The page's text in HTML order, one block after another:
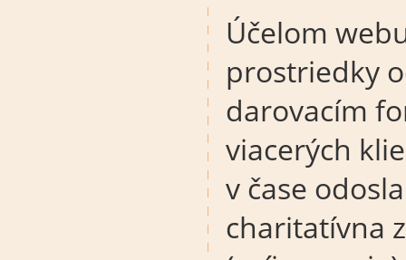
Účelom
prostriedky
darovacím
viacerých
v čase
charitatívna